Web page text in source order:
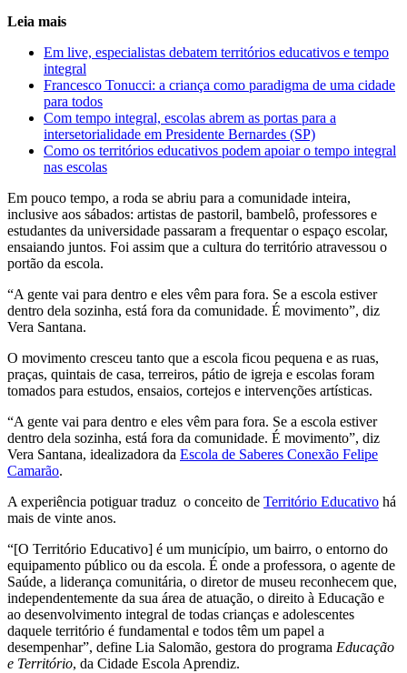
Leia mais
Em live, especialistas debatem territórios educativos e tempo
integral
Francesco Tonucci: a criança como paradigma de uma cidade
para todos
Com tempo integral, escolas abrem as portas para a
intersetorialidade em Presidente Bernardes (SP)
Como os territórios educativos podem apoiar o tempo integral
nas escolas
Em pouco tempo, a roda se abriu para a comunidade inteira,
inclusive aos sábados: artistas de pastoril, bambelô, professores e
estudantes da universidade passaram a frequentar o espaço escolar,
ensaiando juntos. Foi assim que a cultura do território atravessou o
portão da escola.
“A gente vai para dentro e eles vêm para fora. Se a escola estiver
dentro dela sozinha, está fora da comunidade. É movimento”, diz
Vera Santana.
O movimento cresceu tanto que a escola ficou pequena e as ruas,
praças, quintais de casa, terreiros, pátio de igreja e escolas foram
tomados para estudos, ensaios, cortejos e intervenções artísticas.
“A gente vai para dentro e eles vêm para fora. Se a escola estiver
dentro dela sozinha, está fora da comunidade. É movimento”, diz
Vera Santana, idealizadora da Escola de Saberes Conexão Felipe
Camarão.
A experiência potiguar traduz o conceito de Território Educativo há
mais de vinte anos.
“[O Território Educativo] é um município, um bairro, o entorno do
equipamento público ou da escola. É onde a professora, o agente de
Saúde, a liderança comunitária, o diretor de museu reconhecem que,
independentemente da sua área de atuação, o direito à Educação e
ao desenvolvimento integral de todas crianças e adolescentes
daquele território é fundamental e todos têm um papel a
desempenhar”, define Lia Salomão, gestora do programa Educação
e Território, da Cidade Escola Aprendiz.